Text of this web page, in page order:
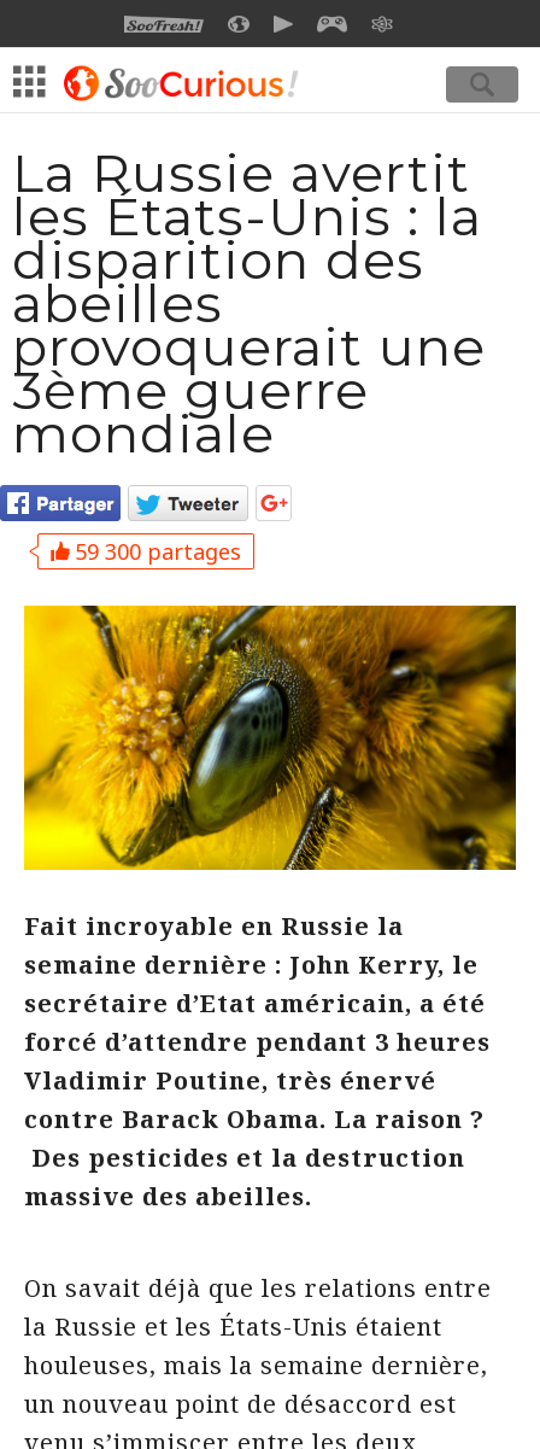
SOOFRESHSOOCURIOUSSOOMOTIONSOOGEEK
La Russie avertit
les États-Unis : la
disparition des
abeilles
provoquerait une
3ème guerre
mondiale
59 300 partages
Fait incroyable en Russie la
semaine dernière : John Kerry, le
secrétaire d’Etat américain, a été
forcé d’attendre pendant 3 heures
Vladimir Poutine, très énervé
contre Barack Obama. La raison ?
Des pesticides et la destruction
massive des abeilles.
On savait déjà que les relations entre
la Russie et les États-Unis étaient
houleuses, mais la semaine dernière,
un nouveau point de désaccord est
venu s’immiscer entre les deux